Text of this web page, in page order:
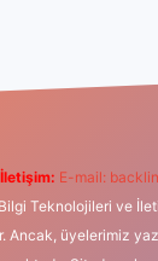
E-mail:
Teknolojileri ve
Ancak, üyelerimiz